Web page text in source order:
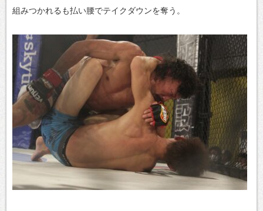
組みつかれるも払い腰でテイクダウンを奪う。